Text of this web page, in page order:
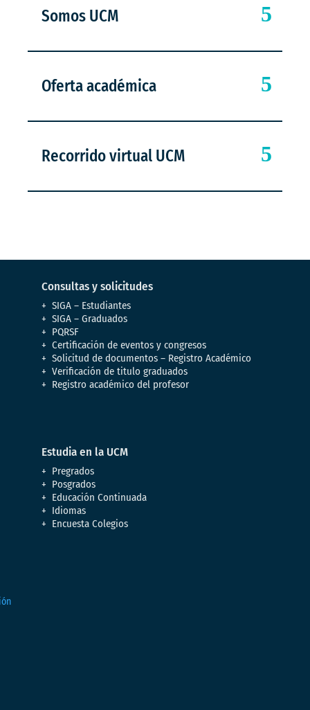
Somos UCM
Oferta académica
Recorrido virtual UCM
Consultas y solicitudes
SIGA – Estudiantes
SIGA – Graduados
PQRSF
Certificación de eventos y congresos
Solicitud de documentos – Registro Académico
Verificación de titulo graduados
Registro académico del profesor
Estudia en la UCM
Pregrados
Posgrados
Educación Continuada
Idiomas
Encuesta Colegios